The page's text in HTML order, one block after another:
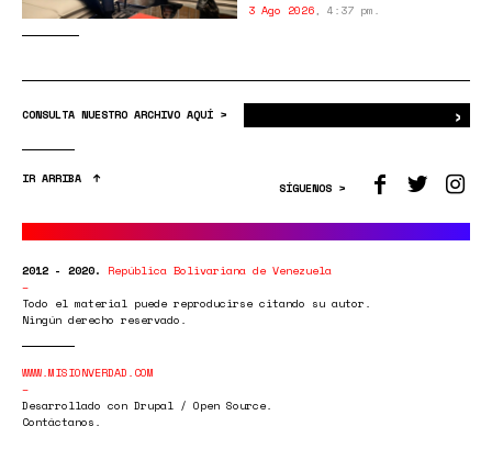
3 Ago 2026, 4:37 pm.
CONSULTA NUESTRO ARCHIVO AQUÍ > ›
IR ARRIBA
SÍGUENOS >
2012 - 2020. República Bolivariana de Venezuela
Todo el material puede reproducirse citando su autor.
Ningún derecho reservado.
WWW.MISIONVERDAD.COM
Desarrollado con Drupal / Open Source.
Contáctanos.